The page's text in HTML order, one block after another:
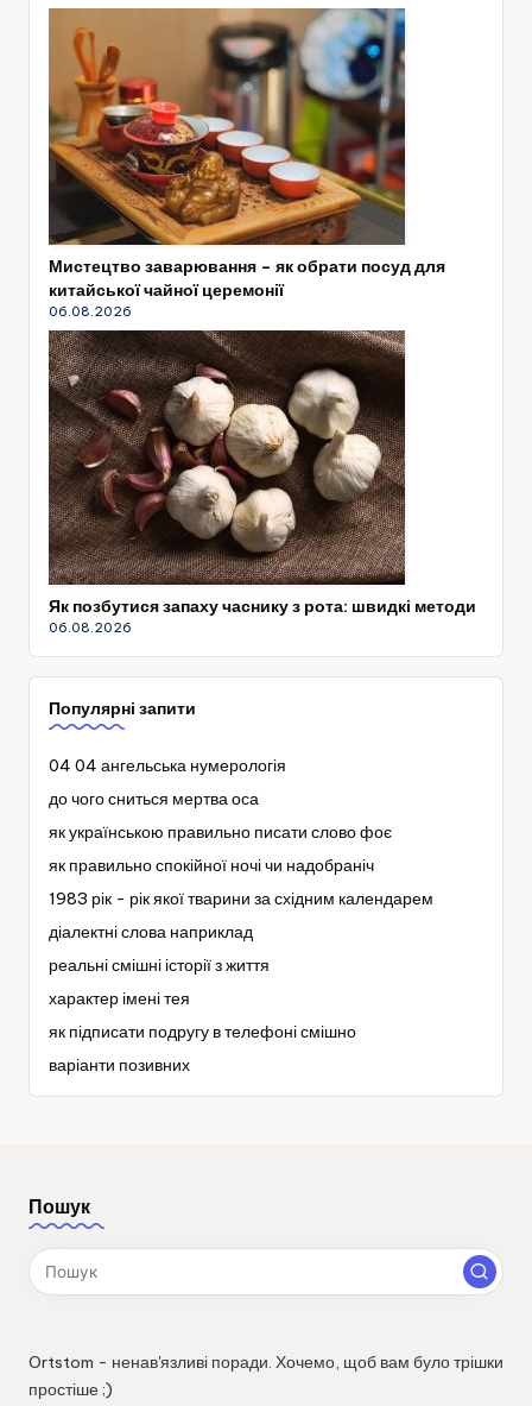
Мистецтво заварювання – як обрати посуд для
китайської чайної церемонії
06.08.2026
Як позбутися запаху часнику з рота: швидкі методи
06.08.2026
Популярні запити
04 04 ангельська нумерологія
до чого сниться мертва оса
як українською правильно писати слово фоє
як правильно спокійної ночі чи надобраніч
1983 рік - рік якої тварини за східним календарем
діалектні слова наприклад
реальні смішні історії з життя
характер імені тея
як підписати подругу в телефоні смішно
варіанти позивних
Пошук
Ortstom - ненав'язливі поради. Хочемо, щоб вам було трішки
простіше ;)